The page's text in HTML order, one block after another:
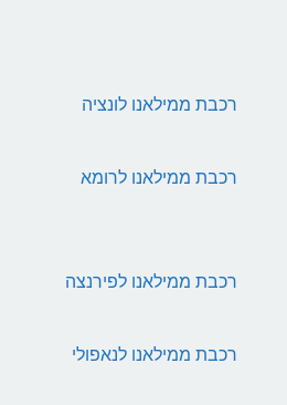
רכבת ממילאנו לונציה
רכבת ממילאנו לרומא
רכבת ממילאנו לפירנצה
רכבת ממילאנו לנאפולי